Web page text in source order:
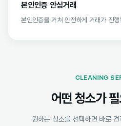
본인인증 안심거래
본인인증을 거쳐 안전하게 거래가 진행
CLEANING
어떤 청소가
원하는 청소를 선택하면 바로